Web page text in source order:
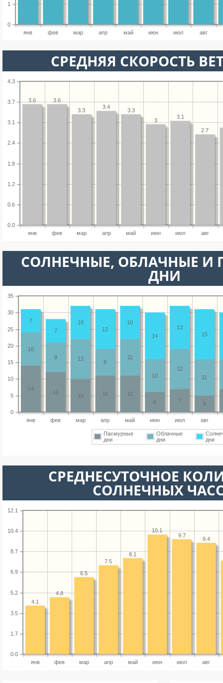
янв фев мар апр май июн июл авг
0
1
СРЕДНЯЯ СКОРОСТЬ
янв фев мар апр май июн июл авг
0.0
0.6
1.2
1.8
2.4
3.1
3.7
4.3
2.7
3.1
3
3.3
3.4
3.3
3.6
3.6
CОЛНЕЧНЫЕ, ОБЛАЧНЫЕ И
ДНИ
янв фев мар апр май июн июл авг
0
5
10
15
20
25
30
35
5
7
6
11
11
10
12
14
11
12
10
11
8
12
9
10
15
13
14
10
12
10
7
7
Пасмурные
дни
Облачные
дни
дни
СРЕДНЕСУТОЧНОЕ
СОЛНЕЧНЫХ
янв фев мар апр май июн июл авг
0.0
1.7
3.5
5.2
6.9
8.7
10.4
12.1
9.4
9.7
10.1
8.1
7.5
6.5
4.8
4.1